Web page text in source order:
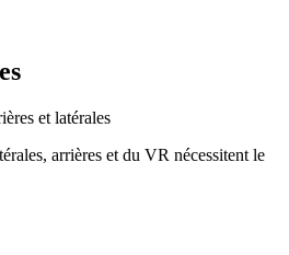
et latérales
arrières et du VR nécessitent le